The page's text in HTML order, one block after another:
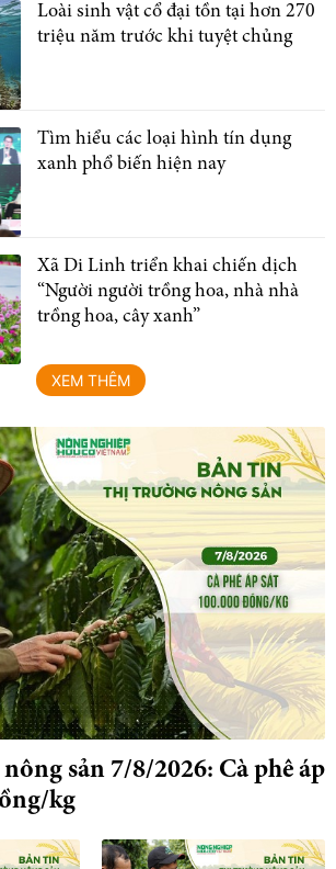
Loài sinh vật cổ đại tồn tại hơn 270
triệu năm trước khi tuyệt chủng
Tìm hiểu các loại hình tín dụng
xanh phổ biến hiện nay
Xã Di Linh triển khai chiến dịch
“Người người trồng hoa, nhà nhà
trồng hoa, cây xanh”
XEM THÊM
sản 7/8/2026: Cà phê áp
kg